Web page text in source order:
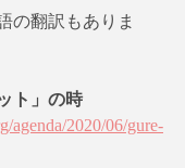
の翻訳もありま
ト」の時
agenda/2020/06/gure-